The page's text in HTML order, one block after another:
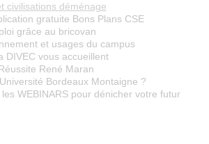
civilisations déménage
gratuite Bons Plans CSE
grâce au bricovan
et usages du campus
DIVEC vous accueillent
René Maran
Bordeaux Montaigne ?
WEBINARS pour dénicher votre futur